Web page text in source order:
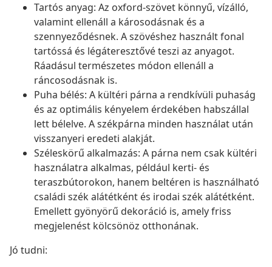
Tartós anyag: Az oxford-szövet könnyű, vízálló,
valamint ellenáll a károsodásnak és a
szennyeződésnek. A szövéshez használt fonal
tartóssá és légáteresztővé teszi az anyagot.
Ráadásul természetes módon ellenáll a
ráncosodásnak is.
Puha bélés: A kültéri párna a rendkívüli puhaság
és az optimális kényelem érdekében habszállal
lett bélelve. A székpárna minden használat után
visszanyeri eredeti alakját.
Széleskörű alkalmazás: A párna nem csak kültéri
használatra alkalmas, például kerti- és
teraszbútorokon, hanem beltéren is használható
családi szék alátétként és irodai szék alátétként.
Emellett gyönyörű dekoráció is, amely friss
megjelenést kölcsönöz otthonának.
Jó tudni: